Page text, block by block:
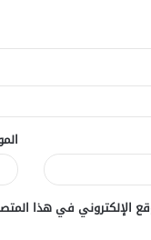
الإلكتروني في هذا